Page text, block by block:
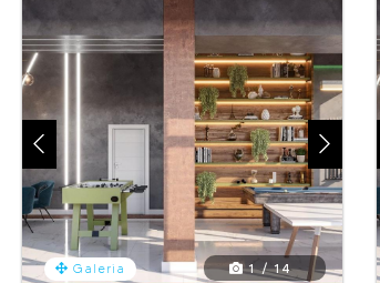
Galeria 1 / 14